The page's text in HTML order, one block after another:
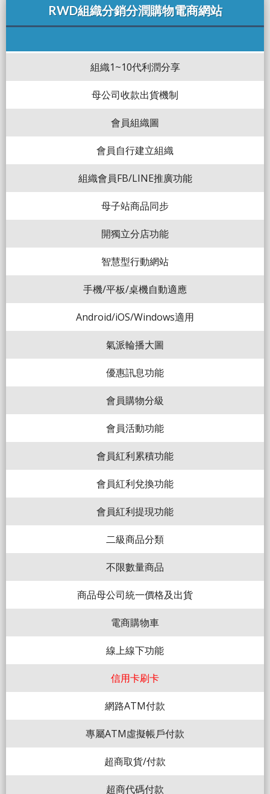
RWD組織分銷分潤購物電商網站
組織1~10代利潤分享
母公司收款出貨機制
會員組織圖
會員自行建立組織
組織會員FB/LINE推廣功能
母子站商品同步
開獨立分店功能
智慧型行動網站
手機/平板/桌機自動適應
Android/iOS/Windows適用
氣派輪播大圖
優惠訊息功能
會員購物分級
會員活動功能
會員紅利累積功能
會員紅利兌換功能
會員紅利提現功能
二級商品分類
不限數量商品
商品母公司統一價格及出貨
電商購物車
線上線下功能
信用卡刷卡
網路ATM付款
專屬ATM虛擬帳戶付款
超商取貨/付款
超商代碼付款